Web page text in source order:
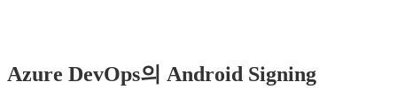
Azure DevOps의 Android Signing